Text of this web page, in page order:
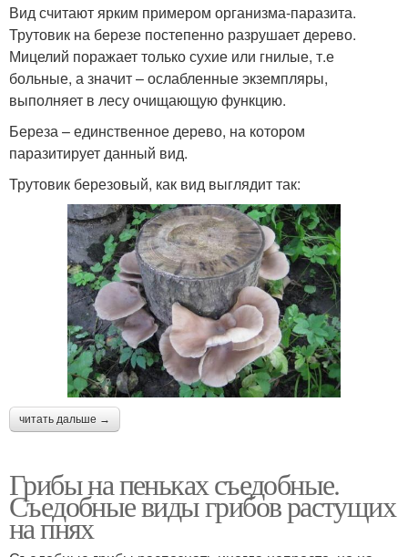
Вид считают ярким примером организма-паразита.
Трутовик на березе постепенно разрушает дерево.
Мицелий поражает только сухие или гнилые, т.е
больные, а значит – ослабленные экземпляры,
выполняет в лесу очищающую функцию.
Береза – единственное дерево, на котором
паразитирует данный вид.
Трутовик березовый, как вид выглядит так:
читать дальше →
Грибы на пеньках съедобные.
Съедобные виды грибов растущих
на пнях